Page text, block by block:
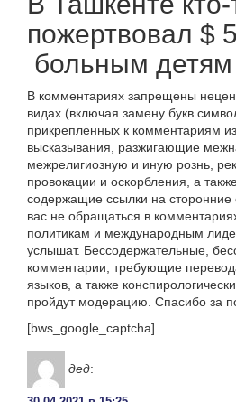
пожертвовал $
больным детям
В комментариях запрещены
видах (включая замену букв
прикрепленных к комментариям
высказывания, разжигающие
межрелигиозную и иную рознь,
провокации и оскорбления, а
содержащие ссылки на сторонние
вас не обращаться в
политикам и международным
услышат. Бессодержательные,
комментарии, требующие
языков, а также
пройдут модерацию. Спасибо за
[bws_google_captcha]
дед: